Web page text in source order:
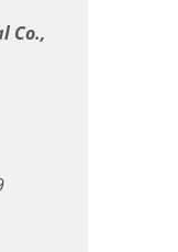
Co.,